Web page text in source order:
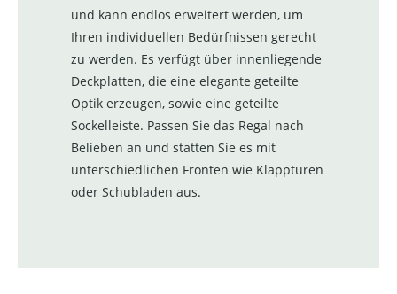
und kann endlos erweitert werden, um
Ihren individuellen Bedürfnissen gerecht
zu werden. Es verfügt über innenliegende
Deckplatten, die eine elegante geteilte
Optik erzeugen, sowie eine geteilte
Sockelleiste. Passen Sie das Regal nach
Belieben an und statten Sie es mit
unterschiedlichen Fronten wie Klapptüren
oder Schubladen aus.